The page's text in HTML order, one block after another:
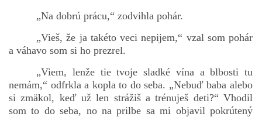
„Na dobrú prácu,“ zodvihla pohár.
„Vieš, že ja takéto veci nepijem,“ vzal som pohár
a váhavo som si ho prezrel.
„Viem, lenže tie tvoje sladké vína a blbosti tu
nemám,“ odfrkla a kopla to do seba. „Nebuď baba alebo
si zmäkol, keď už len strážiš a trénuješ deti?“ Vhodil
som to do seba, no na prilbe sa mi objavil pokrútený